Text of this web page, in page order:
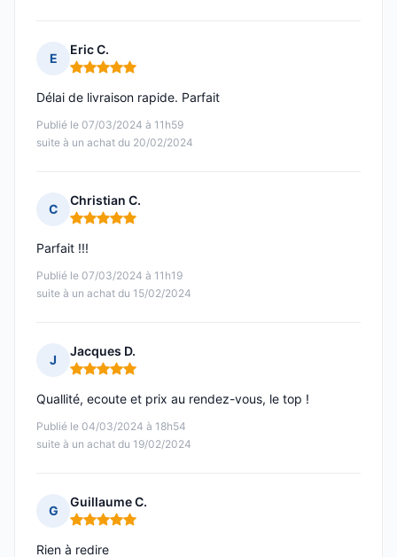
E
Eric C.
Note : 5 sur 5
Publié le 07/03/2024 à 11h59
suite à un achat du 20/02/2024
Délai de livraison rapide. Parfait
C
Christian C.
Note : 5 sur 5
Publié le 07/03/2024 à 11h19
suite à un achat du 15/02/2024
Parfait !!!
J
Jacques D.
Note : 5 sur 5
Publié le 04/03/2024 à 18h54
suite à un achat du 19/02/2024
Quallité, ecoute et prix au rendez-vous, le top !
G
Guillaume C.
Note : 5 sur 5
Rien à redire